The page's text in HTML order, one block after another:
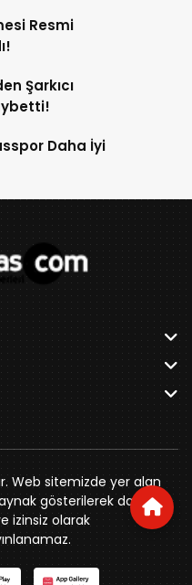
Resmi
Şarkıcı
Daha İyi
Özkahya Apt. Kat:3 D:7
Web sitemizde yer alan
gösterilerek dahi
izinsiz olarak